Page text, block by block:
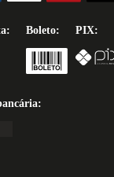
Boleto: PIX: